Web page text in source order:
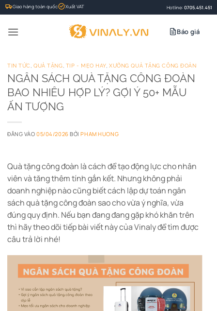
Bỏ
qua
nội
Giao hàng toàn quốc Xuất VAT Hotline: 0705.451.451
Báo giá
TIN TỨC ,QUÀ TẶNG, TIP - MẸO HAY,XƯỞNG QUÀ TẶNG CÔNG ĐOÀN
NGÂN SÁCH QUÀ TẶNG CÔNG ĐOÀN
BAO NHIÊU HỢP LÝ? GỢI Ý 50+ MẪU
ẤN TƯỢNG
ĐĂNG VÀO05/04/2026 BỞIPHAM HUONG
Quà tặng công đoàn là cách để tạo động lực cho nhân
viên và tăng thêm tính gắn kết. Nhưng không phải
doanh nghiệp nào cũng biết cách lập dự toán ngân
sách quà tặng công đoàn sao cho vừa ý nghĩa, vừa
đúng quy định. Nếu bạn đang đang gặp khó khăn trên
thì hãy theo dõi tiếp bài viết này của Vinaly để tìm được
câu trả lời nhé!